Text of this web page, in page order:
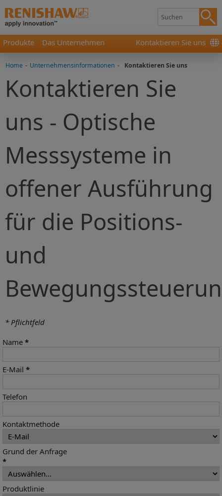
Produkte Das Unternehmen Kontaktieren Sie uns
Home - Unternehmensinformationen - Kontaktieren Sie uns
Kontaktieren Sie
uns - Optische
Messsysteme in
offener Ausführung
für die Positions-
und
* Pflichtfeld
Name *
E-Mail *
Telefon
Kontaktmethode
Grund der Anfrage
*
Produktlinie